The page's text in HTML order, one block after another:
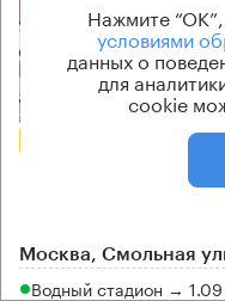
Москва, Смольная
Водный стадион →
Нажмите
условиями
данных о
для
cookie